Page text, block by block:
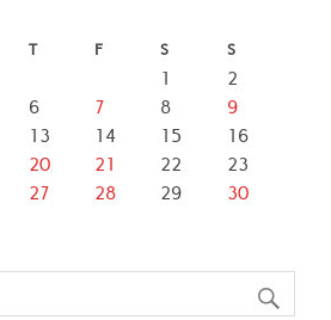
T F S S
1
2
6 7 8
9
13 14 15
16
20 21 22
23
27 28 29
30